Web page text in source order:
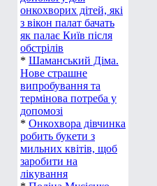
онкохворих дітей, які
з вікон палат бачать
як палає Київ після
обстрілів
* Шаманський Діма.
Нове страшне
випробування та
термінова потреба у
допомозі
* Онкохвора дівчинка
робить букети з
мильних квітів, щоб
заробити на
лікування